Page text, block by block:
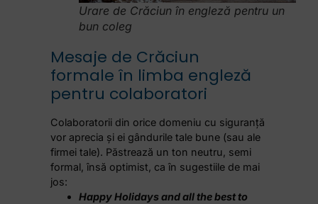
Urare de Crăciun în engleză pentru un
bun coleg
Mesaje de Crăciun
formale în limba engleză
pentru colaboratori
Colaboratorii din orice domeniu cu siguranță
vor aprecia și ei gândurile tale bune (sau ale
firmei tale). Păstrează un ton neutru, semi
formal, însă optimist, ca în sugestiile de mai
jos:
Happy Holidays and all the best to